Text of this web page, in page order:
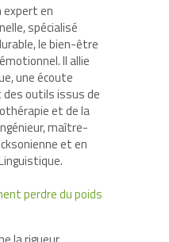
expert en
spécialisé
le bien-être
Il allie
une écoute
des outils issus de
et de la
maître-
et en
perdre du poids